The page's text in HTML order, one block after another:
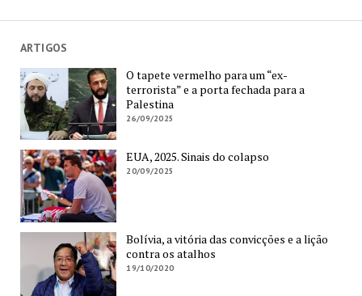
ARTIGOS
O tapete vermelho para um “ex-
terrorista” e a porta fechada para a
Palestina
26/09/2025
EUA, 2025. Sinais do colapso
20/09/2025
Bolívia, a vitória das convicções e a lição
contra os atalhos
19/10/2020